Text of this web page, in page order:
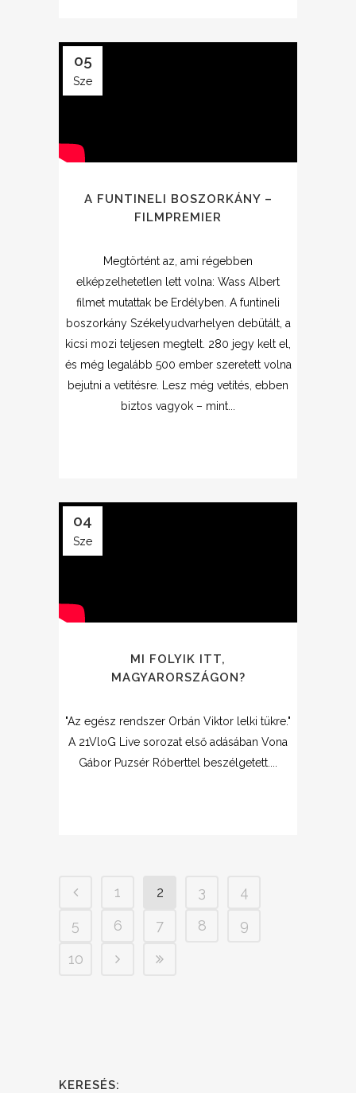
05
Sze
A FUNTINELI BOSZORKÁNY –
FILMPREMIER
Megtörtént az, ami régebben
elképzelhetetlen lett volna: Wass Albert
filmet mutattak be Erdélyben. A funtineli
boszorkány Székelyudvarhelyen debütált, a
kicsi mozi teljesen megtelt. 280 jegy kelt el,
és még legalább 500 ember szeretett volna
bejutni a vetítésre. Lesz még vetítés, ebben
biztos vagyok – mint...
04
Sze
MI FOLYIK ITT,
MAGYARORSZÁGON?
"Az egész rendszer Orbán Viktor lelki tükre."
A 21VloG Live sorozat első adásában Vona
Gábor Puzsér Róberttel beszélgetett....
1 2 3
4
5
6 7 8
9
10
KERESÉS: